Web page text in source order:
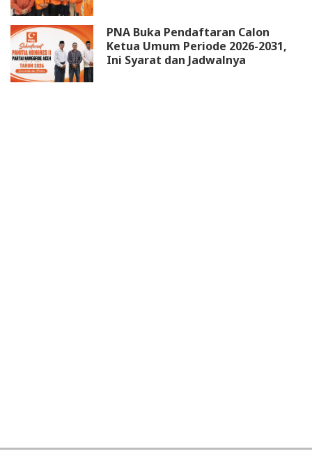
PNA Buka Pendaftaran Calon
Ketua Umum Periode 2026-2031,
Ini Syarat dan Jadwalnya